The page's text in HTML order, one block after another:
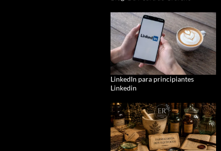
LinkedIn para principiantes
Linkedin